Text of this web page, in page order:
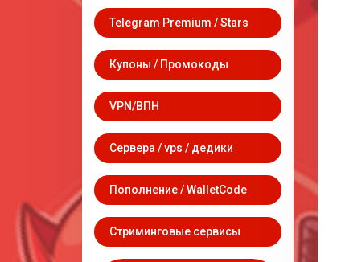
Telegram Premium / Stars
Купоны / Промокоды
VPN/ВПН
Сервера / vps / дедики
Пополнение / WalletCode
Стриминговые сервисы